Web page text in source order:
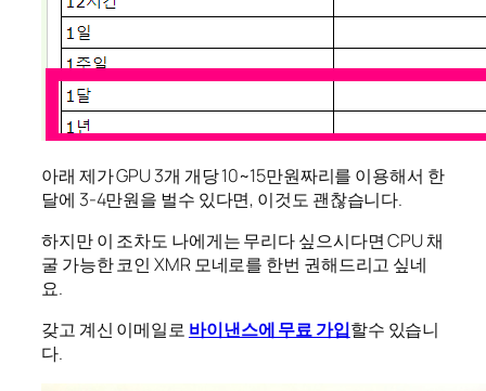
아래 제가 GPU 3개 개당 10~15만원짜리를 이용해서 한
달에 3-4만원을 벌수 있다면, 이것도 괜찮습니다.
하지만 이 조차도 나에게는 무리다 싶으시다면 CPU 채
굴 가능한 코인 XMR 모네로를 한번 권해드리고 싶네
요.
갖고 계신 이메일로 바이낸스에 무료 가입할수 있습니
다.